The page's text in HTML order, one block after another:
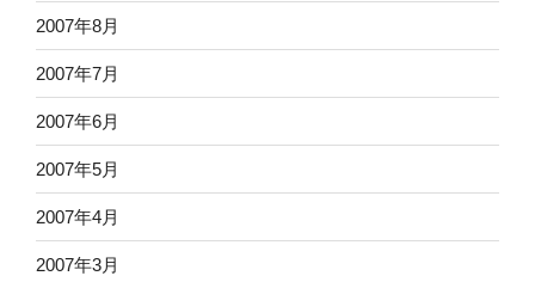
2007年8月
2007年7月
2007年6月
2007年5月
2007年4月
2007年3月